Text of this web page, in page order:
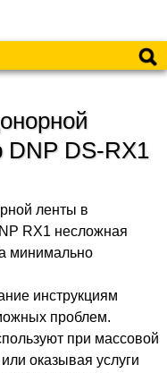
DNP DS-RX1
ленты в
RX1 несложная
минимально
инструкциям
проблем.
при массовой
оказывая услуги